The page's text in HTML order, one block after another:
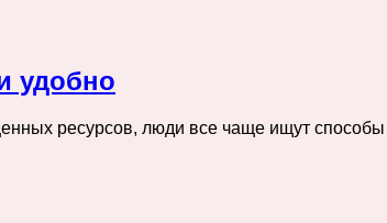
удобно
ресурсов, люди все чаще ищут